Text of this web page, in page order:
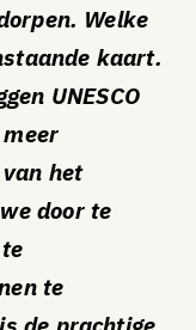
Welke
kaart.
UNESCO
het
door te
te